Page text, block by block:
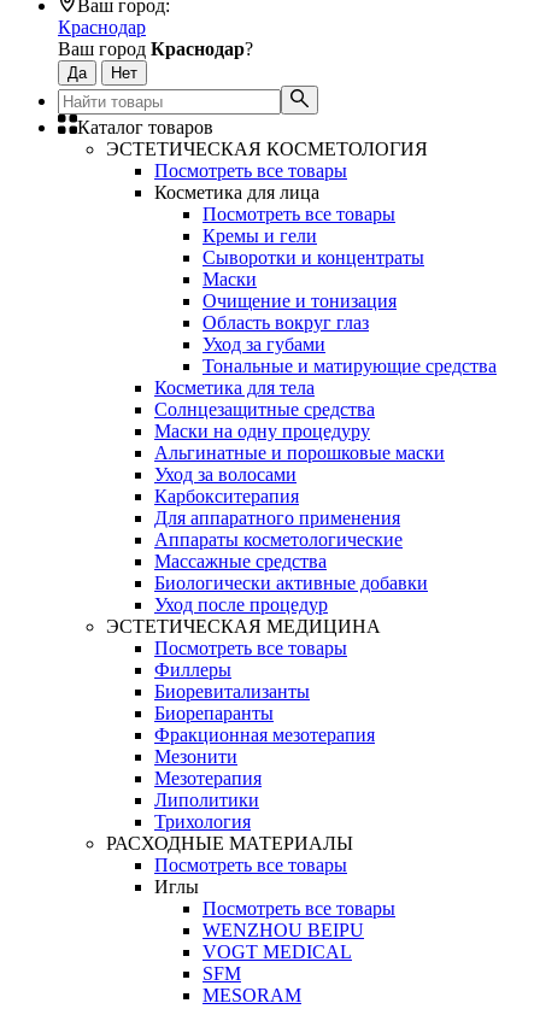
Ваш город:
Краснодар
Ваш город Краснодар?
Каталог товаров
ЭСТЕТИЧЕСКАЯ КОСМЕТОЛОГИЯ
Посмотреть все товары
Косметика для лица
Посмотреть все товары
Кремы и гели
Сыворотки и концентраты
Маски
Очищение и тонизация
Область вокруг глаз
Уход за губами
Тональные и матирующие средства
Косметика для тела
Солнцезащитные средства
Маски на одну процедуру
Альгинатные и порошковые маски
Уход за волосами
Карбокситерапия
Для аппаратного применения
Аппараты косметологические
Массажные средства
Биологически активные добавки
Уход после процедур
ЭСТЕТИЧЕСКАЯ МЕДИЦИНА
Посмотреть все товары
Филлеры
Биоревитализанты
Биорепаранты
Фракционная мезотерапия
Мезонити
Мезотерапия
Липолитики
Трихология
РАСХОДНЫЕ МАТЕРИАЛЫ
Посмотреть все товары
Иглы
Посмотреть все товары
WENZHOU BEIPU
VOGT MEDICAL
SFM
MESORAM